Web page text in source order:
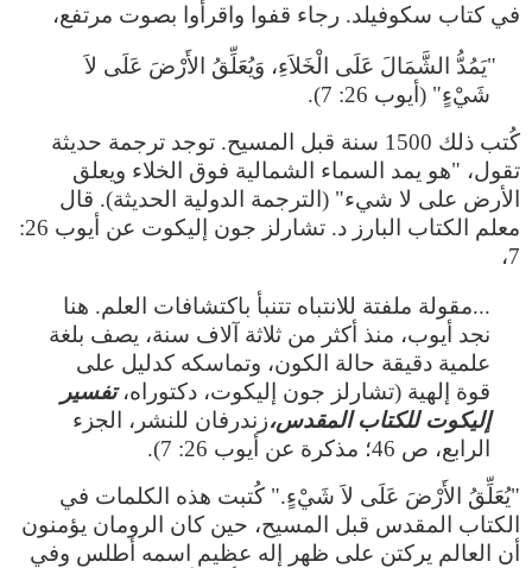
في كتاب سكوفيلد. رجاء قفوا واقرأوا بصوت مرتفع،
"يَمُدُّ الشَّمَالَ عَلَى الْخَلاَءِ، وَيُعَلِّقُ الأَرْضَ عَلَى لاَ
شَيْءٍ" (أيوب 26: 7).
كُتب ذلك 1500 سنة قبل المسيح. توجد ترجمة حديثة
تقول، "هو يمد السماء الشمالية فوق الخلاء ويعلق
الأرض على لا شيء" (الترجمة الدولية الحديثة). قال
معلم الكتاب البارز د. تشارلز جون إليكوت عن أيوب 26:
7،
...مقولة ملفتة للانتباه تتنبأ باكتشافات العلم. هنا
نجد أيوب، منذ أكثر من ثلاثة آلاف سنة، يصف بلغة
علمية دقيقة حالة الكون، وتماسكه كدليل على
قوة إلهية (تشارلز جون إليكوت، دكتوراه،تفسير
إليكوت للكتاب المقدس،زندرفان للنشر، الجزء
الرابع، ص 46؛ مذكرة عن أيوب 26: 7).
"يُعَلِّقُ الأَرْضَ عَلَى لاَ شَيْءٍ." كُتبت هذه الكلمات في
الكتاب المقدس قبل المسيح، حين كان الرومان يؤمنون
أن العالم يركتن على ظهر إله عظيم اسمه أطلس وفي